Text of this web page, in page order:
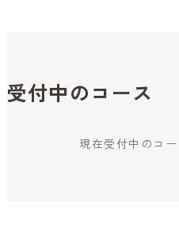
受付中のコース
現在受付中のコー